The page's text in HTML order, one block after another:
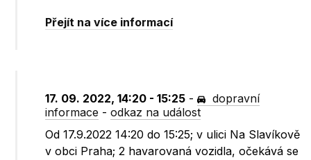
Přejít na více informací
17. 09. 2022, 14:20 - 15:25 -
dopravní
informace -odkaz na událost
Od 17.9.2022 14:20 do 15:25; v ulici Na Slavíkově
v obci Praha; 2 havarovaná vozidla, očekává se